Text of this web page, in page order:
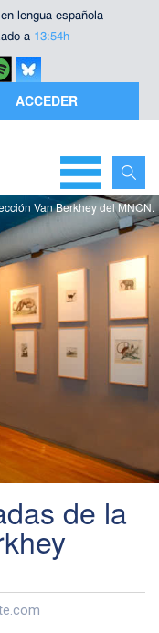
lengua española
a 13:54h
ACCEDER
Van Berkhey del MNCN.
de la